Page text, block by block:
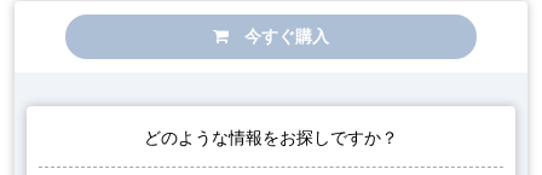
今すぐ購入
どのような情報をお探しですか？